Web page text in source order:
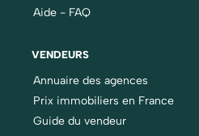
Aide - FAQ
VENDEURS
Annuaire des agences
Prix immobiliers en France
Guide du vendeur